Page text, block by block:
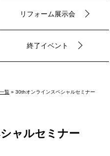
リフォーム展示会
終了イベント
覧» 30thオンラインスペシャルセミナー
ャルセミナー